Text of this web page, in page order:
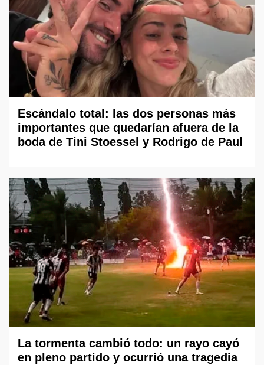
Escándalo total: las dos personas más
importantes que quedarían afuera de la
boda de Tini Stoessel y Rodrigo de Paul
La tormenta cambió todo: un rayo cayó
en pleno partido y ocurrió una tragedia